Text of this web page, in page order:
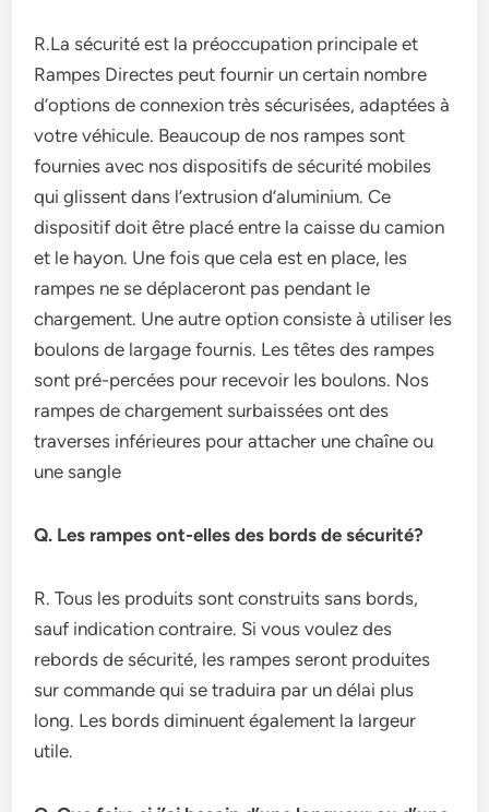
R.La sécurité est la préoccupation principale et
Rampes Directes peut fournir un certain nombre
d’options de connexion très sécurisées, adaptées à
votre véhicule. Beaucoup de nos rampes sont
fournies avec nos dispositifs de sécurité mobiles
qui glissent dans l’extrusion d’aluminium. Ce
dispositif doit être placé entre la caisse du camion
et le hayon. Une fois que cela est en place, les
rampes ne se déplaceront pas pendant le
chargement. Une autre option consiste à utiliser les
boulons de largage fournis. Les têtes des rampes
sont pré-percées pour recevoir les boulons. Nos
rampes de chargement surbaissées ont des
traverses inférieures pour attacher une chaîne ou
une sangle
Q. Les rampes ont-elles des bords de sécurité?
R. Tous les produits sont construits sans bords,
sauf indication contraire. Si vous voulez des
rebords de sécurité, les rampes seront produites
sur commande qui se traduira par un délai plus
long. Les bords diminuent également la largeur
utile.